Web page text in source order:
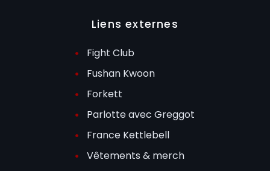
Liens externes
Fight Club
Fushan Kwoon
Forkett
Parlotte avec Greggot
France Kettlebell
Vêtements & merch